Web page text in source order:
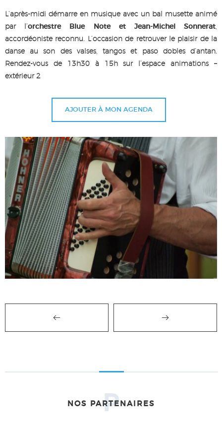
L’après-midi démarre en musique avec un bal musette animé
par l’orchestre Blue Note et Jean-Michel Sonnerat,
accordéoniste reconnu. L’occasion de retrouver le plaisir de la
danse au son des valses, tangos et paso dobles d’antan.
Rendez-vous de 13h30 à 15h sur l’espace animations –
extérieur 2
AJOUTER À MON AGENDA
NOS PARTENAIRES
P